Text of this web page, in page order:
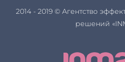
2014 - 2019 © Агентство
решений